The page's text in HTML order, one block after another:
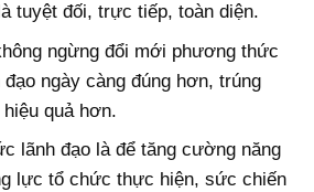
tuyệt đối, trực tiếp, toàn diện.
ngừng đổi mới phương thức
ngày càng đúng hơn, trúng
quả hơn.
lãnh đạo là để tăng cường năng
lực tổ chức thực hiện, sức chiến